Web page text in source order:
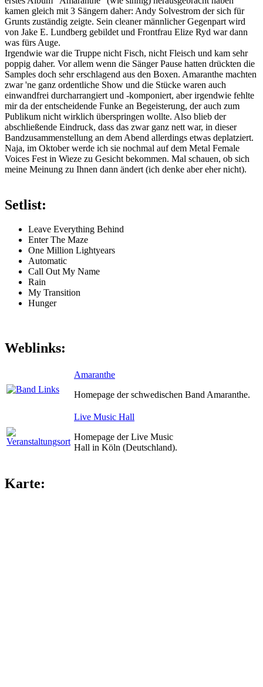
kamen gleich mit 3 Sängern daher: Andy Solvestrom der sich für
Grunts zuständig zeigte. Sein cleaner männlicher Gegenpart wird
von Jake E. Lundberg gebildet und Frontfrau Elize Ryd war dann
was fürs Auge.
Irgendwie war die Truppe nicht Fisch, nicht Fleisch und kam sehr
poppig daher. Vor allem wenn die Sänger Pause hatten drückten die
Samples doch sehr erschlagend aus den Boxen. Amaranthe machten
zwar 'ne ganz ordentliche Show und die Stücke waren auch
einwandfrei durcharrangiert und -komponiert, aber irgendwie fehlte
mir da der entscheidende Funke an Begeisterung, der auch zum
Publikum nicht wirklich überspringen wollte. Also blieb der
abschließende Eindruck, dass das zwar ganz nett war, in dieser
Bandzusammenstellung an dem Abend allerdings etwas deplatziert.
Naja, im Oktober werde ich sie nochmal auf dem Metal Female
Voices Fest in Wieze zu Gesicht bekommen. Mal schauen, ob sich
meine Meinung zu Ihnen dann ändert (ich denke aber eher nicht).
Setlist:
Leave Everything Behind
Enter The Maze
One Million Lightyears
Automatic
Call Out My Name
Rain
My Transition
Hunger
Weblinks:
Amaranthe
Homepage der schwedischen Band Amaranthe.
Live Music Hall
Homepage der Live Music
Hall in Köln (Deutschland).
Karte: